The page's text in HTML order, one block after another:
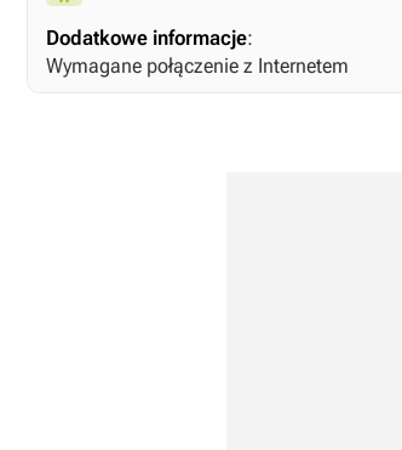
Dodatkowe informacje:
Wymagane połączenie z Internetem